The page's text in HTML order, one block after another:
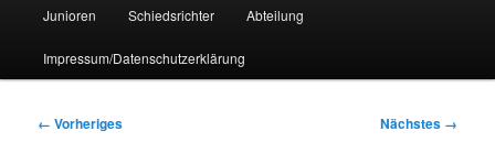
Junioren Schiedsrichter Abteilung
Impressum/Datenschutzerklärung
Bilder-
← Vorheriges Nächstes →